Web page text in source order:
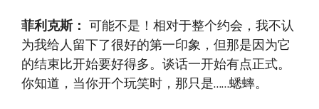
菲利克斯： 可能不是！相对于整个约会，我不认
为我给人留下了很好的第一印象，但那是因为它
的结束比开始要好得多。谈话一开始有点正式。
你知道，当你开个玩笑时，那只是……蟋蟀。